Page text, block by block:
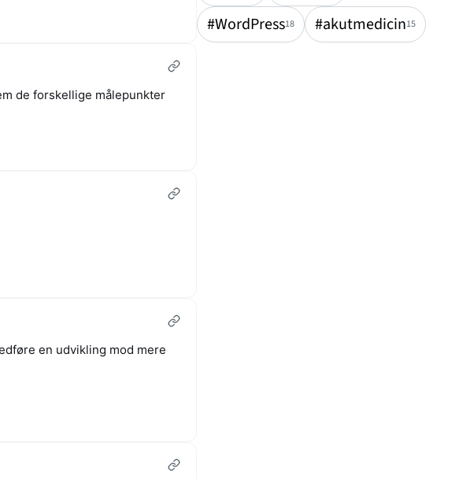
de forskellige målepunkter
en udvikling mod mere
#WordPress18 #akutmedicin15